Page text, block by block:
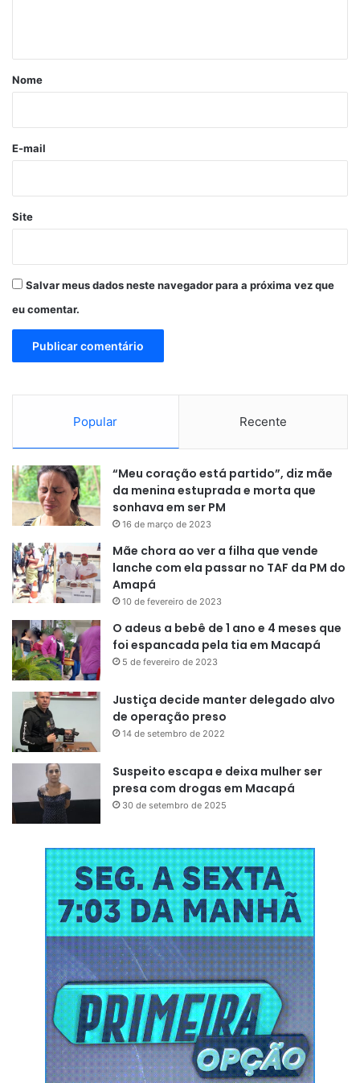
r
*
Nome
E-mail
Site
Salvar meus dados neste navegador para a próxima vez que
eu comentar.
Popular Recente
“Meu coração está partido”, diz mãe
da menina estuprada e morta que
sonhava em ser PM
16 de março de 2023
Mãe chora ao ver a filha que vende
lanche com ela passar no TAF da PM do
Amapá
10 de fevereiro de 2023
O adeus a bebê de 1 ano e 4 meses que
foi espancada pela tia em Macapá
5 de fevereiro de 2023
Justiça decide manter delegado alvo
de operação preso
14 de setembro de 2022
Suspeito escapa e deixa mulher ser
presa com drogas em Macapá
30 de setembro de 2025